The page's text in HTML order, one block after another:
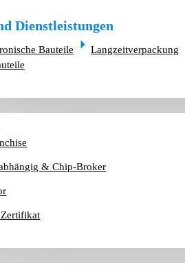
Dienstleistungen
Bauteile
Langzeitverpackung
& Chip-Broker